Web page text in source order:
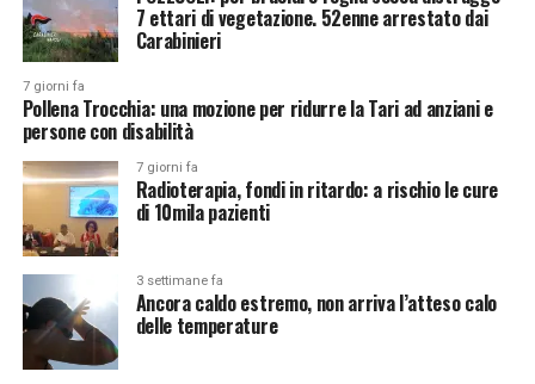
7 ettari di vegetazione. 52enne arrestato dai
Carabinieri
7 giorni fa
Pollena Trocchia: una mozione per ridurre la Tari ad anziani e
persone con disabilità
7 giorni fa
Radioterapia, fondi in ritardo: a rischio le cure
di 10mila pazienti
3 settimane fa
Ancora caldo estremo, non arriva l’atteso calo
delle temperature